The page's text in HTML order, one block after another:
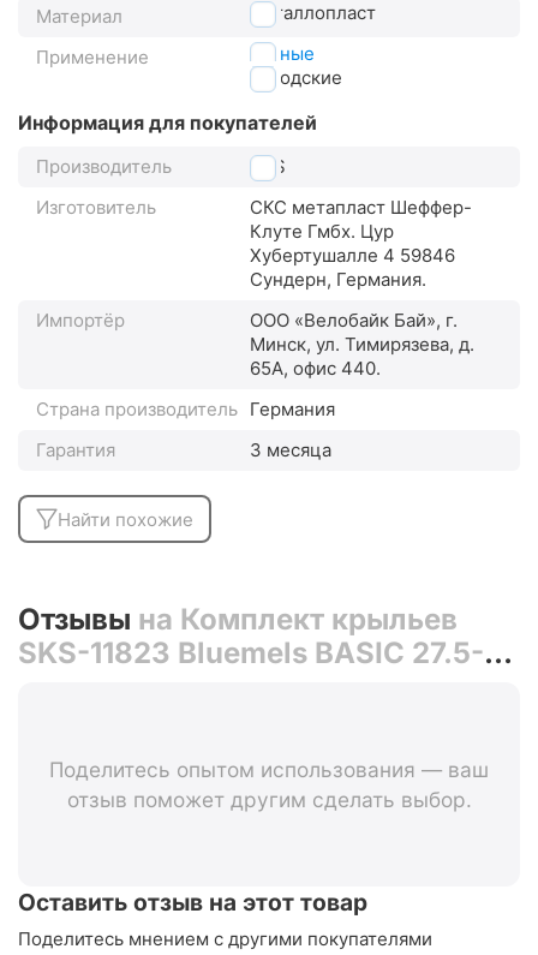
Материал
металлопласт
Применение
горные
городские
Информация для покупателей
Производитель
SKS
Изготовитель
СКС метапласт Шеффер-
Клуте Гмбх. Цур
Хубертушалле 4 59846
Сундерн, Германия.
Импортёр
ООО «Велобайк Бай», г.
Минск, ул. Тимирязева, д.
65А, офис 440.
Страна производитель Германия
Гарантия
3 месяца
Найти похожие
Отзывы на Комплект крыльев
SKS-11823 Bluemels BASIC 27.5-
Поделитесь опытом использования — ваш
отзыв поможет другим сделать выбор.
Оставить отзыв на этот товар
Поделитесь мнением с другими покупателями